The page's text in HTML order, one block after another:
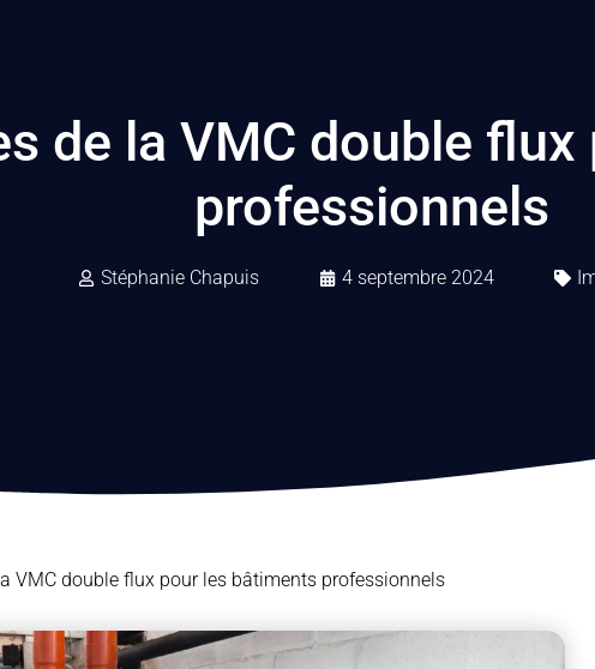
de la VMC double
professionnels
Stéphanie Chapuis 4 septembre 2024
VMC double flux pour les bâtiments professionnels